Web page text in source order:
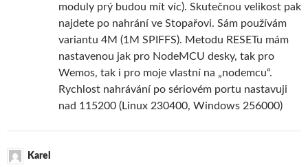
moduly prý budou mít víc). Skutečnou velikost pak
najdete po nahrání ve Stopařovi. Sám používám
variantu 4M (1M SPIFFS). Metodu RESETu mám
nastavenou jak pro NodeMCU desky, tak pro
Wemos, tak i pro moje vlastní na „nodemcu“.
Rychlost nahrávání po sériovém portu nastavuji
nad 115200 (Linux 230400, Windows 256000)
Karel